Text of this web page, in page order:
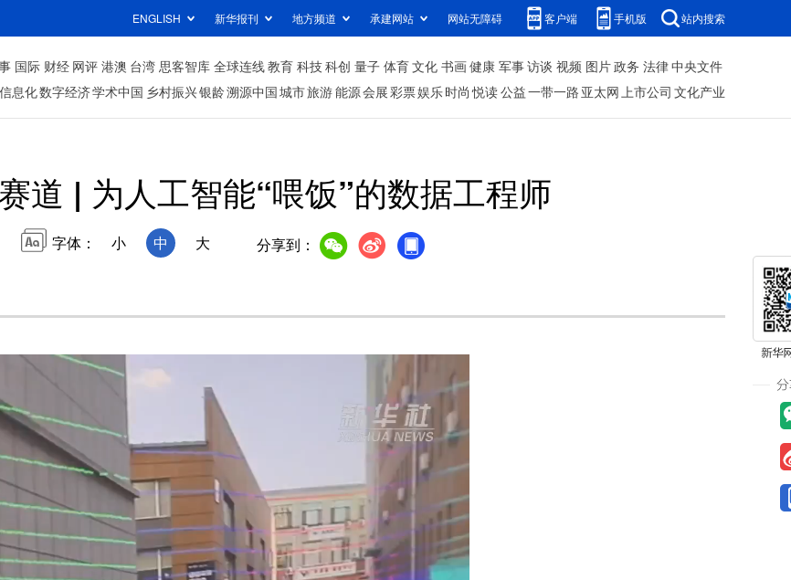
ENGLISH 新华报刊 地方频道 承建网站 网站无障碍 客户端 手机版 站内搜索
国际 财经 网评 港澳 台湾 思客智库 全球连线教育 科技科创 量子 体育文化 书画健康 军事访谈 视频 图片政务 法律中央文件
信息化数字经济学术中国 乡村振兴银龄溯源中国城市旅游能源会展彩票娱乐时尚 悦读公益一带一路 亚太网上市公司 文化产业
道 | 为人工智能“喂饭”的数据工程师
字体： 小 中 大 分享到：